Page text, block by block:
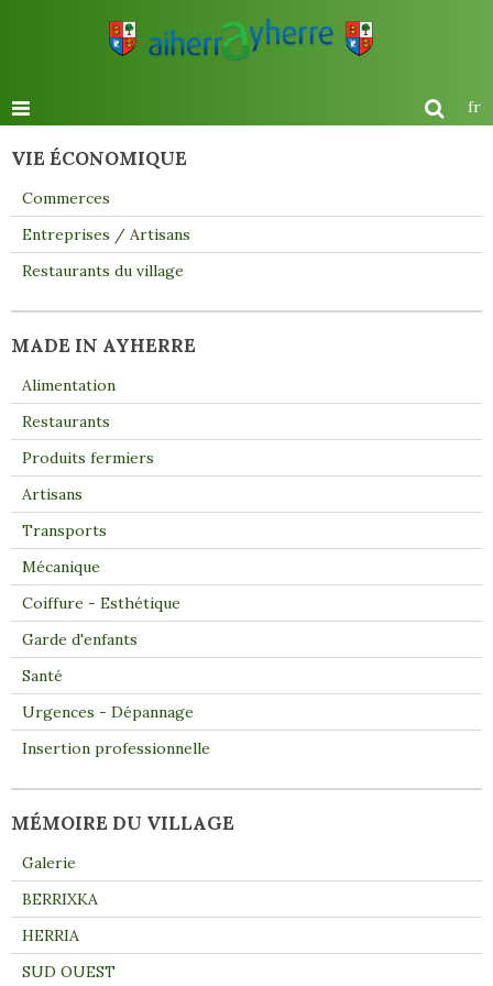
fr
VIE ÉCONOMIQUE
Commerces
Entreprises / Artisans
Restaurants du village
MADE IN AYHERRE
Alimentation
Restaurants
Produits fermiers
Artisans
Transports
Mécanique
Coiffure - Esthétique
Garde d'enfants
Santé
Urgences - Dépannage
Insertion professionnelle
MÉMOIRE DU VILLAGE
Galerie
BERRIXKA
HERRIA
SUD OUEST